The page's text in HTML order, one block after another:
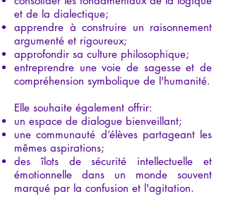
et de la dialectique;
apprendre à construire un raisonnement
argumenté et rigoureux;
approfondir sa culture philosophique;
entreprendre une voie de sagesse et de
compréhension symbolique de l'humanité.
Elle souhaite également offrir:
un espace de dialogue bienveillant;
une communauté d’élèves partageant les
mêmes aspirations;
des îlots de sécurité intellectuelle et
émotionnelle dans un monde souvent
marqué par la confusion et l'agitation.